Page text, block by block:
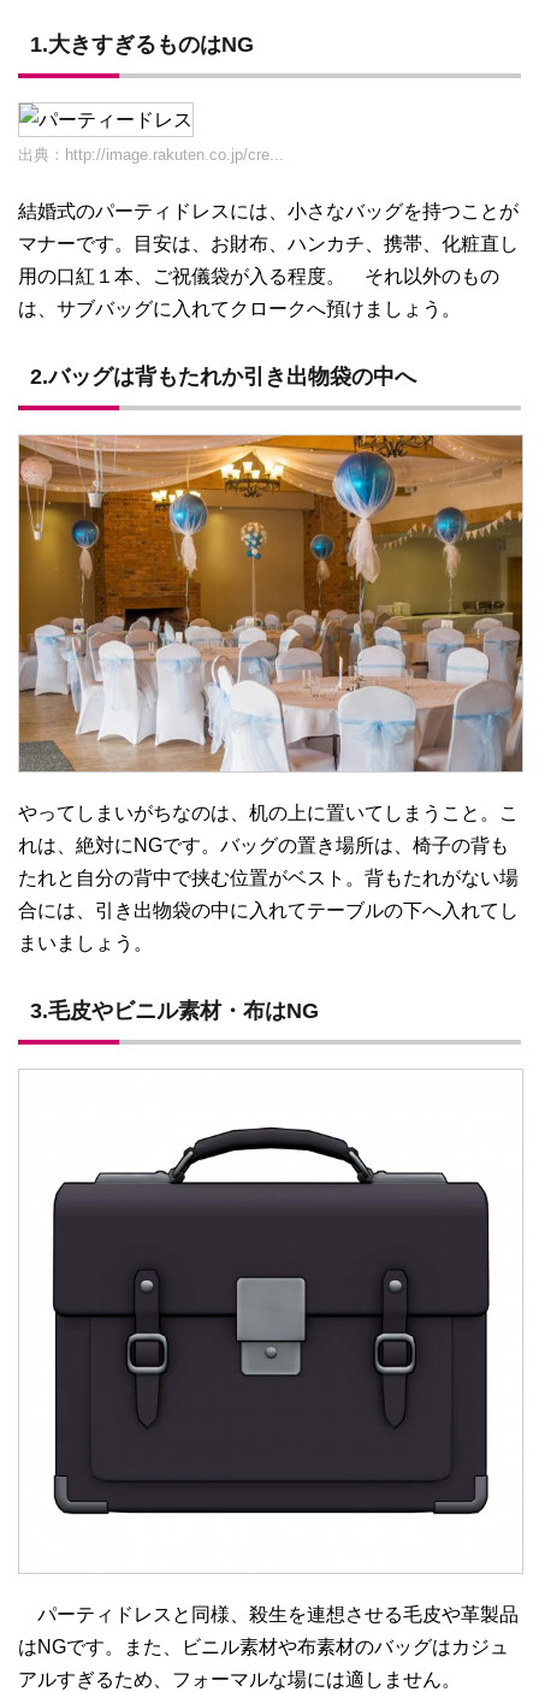
1.大きすぎるものはNG
出典： http://image.rakuten.co.jp/cre...
結婚式のパーティドレスには、小さなバッグを持つことが
マナーです。目安は、お財布、ハンカチ、携帯、化粧直し
用の口紅１本、ご祝儀袋が入る程度。 それ以外のもの
は、サブバッグに入れてクロークへ預けましょう。
2.バッグは背もたれか引き出物袋の中へ
やってしまいがちなのは、机の上に置いてしまうこと。こ
れは、絶対にNGです。バッグの置き場所は、椅子の背も
たれと自分の背中で挟む位置がベスト。背もたれがない場
合には、引き出物袋の中に入れてテーブルの下へ入れてし
まいましょう。
3.毛皮やビニル素材・布はNG
パーティドレスと同様、殺生を連想させる毛皮や革製品
はNGです。また、ビニル素材や布素材のバッグはカジュ
アルすぎるため、フォーマルな場には適しません。